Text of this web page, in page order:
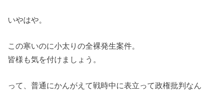
いやはや。
この寒いのに小太りの全裸発生案件。
皆様も気を付けましょう。
って、普通にかんがえて戦時中に表立って政権批判なん